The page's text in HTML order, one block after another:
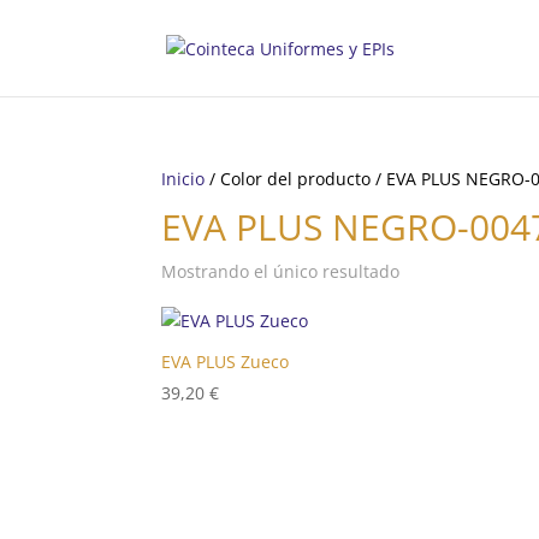
Inicio / Color del producto / EVA PLUS NEGRO-
EVA PLUS NEGRO-
Mostrando el único resultado
EVA PLUS Zueco
39,20€